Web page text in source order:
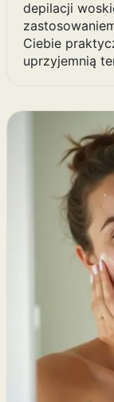
depilacji
Ciebie
uprzyjemnią